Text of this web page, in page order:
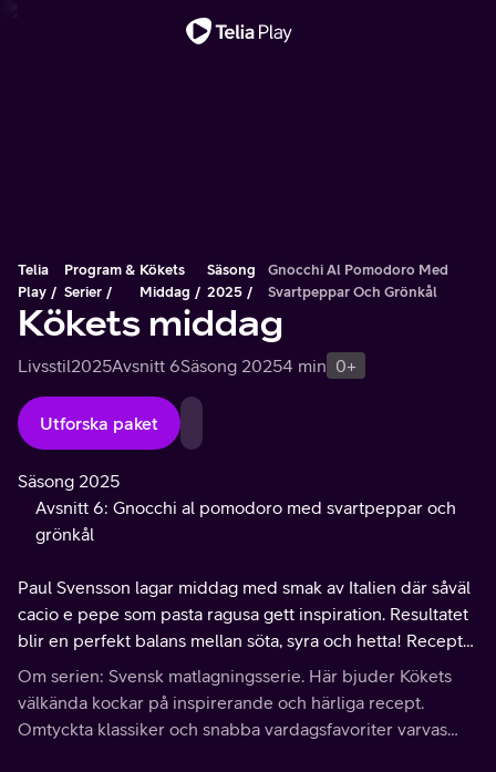
Telia
Play
Program &
Serier
Kökets
Middag
Säsong
2025
Gnocchi Al Pomodoro Med
Svartpeppar Och Grönkål
Kökets middag
Livsstil2025Avsnitt 6Säsong 20254 min 0+
Utforska paket
Säsong 2025
Avsnitt 6: Gnocchi al pomodoro med svartpeppar och
grönkål
Paul Svensson lagar middag med smak av Italien där såväl
cacio e pepe som pasta ragusa gett inspiration. Resultatet
blir en perfekt balans mellan söta, syra och hetta! Receptet
hittar du på köket.se
Om serien: Svensk matlagningsserie. Här bjuder Kökets
välkända kockar på inspirerande och härliga recept.
Omtyckta klassiker och snabba vardagsfavoriter varvas